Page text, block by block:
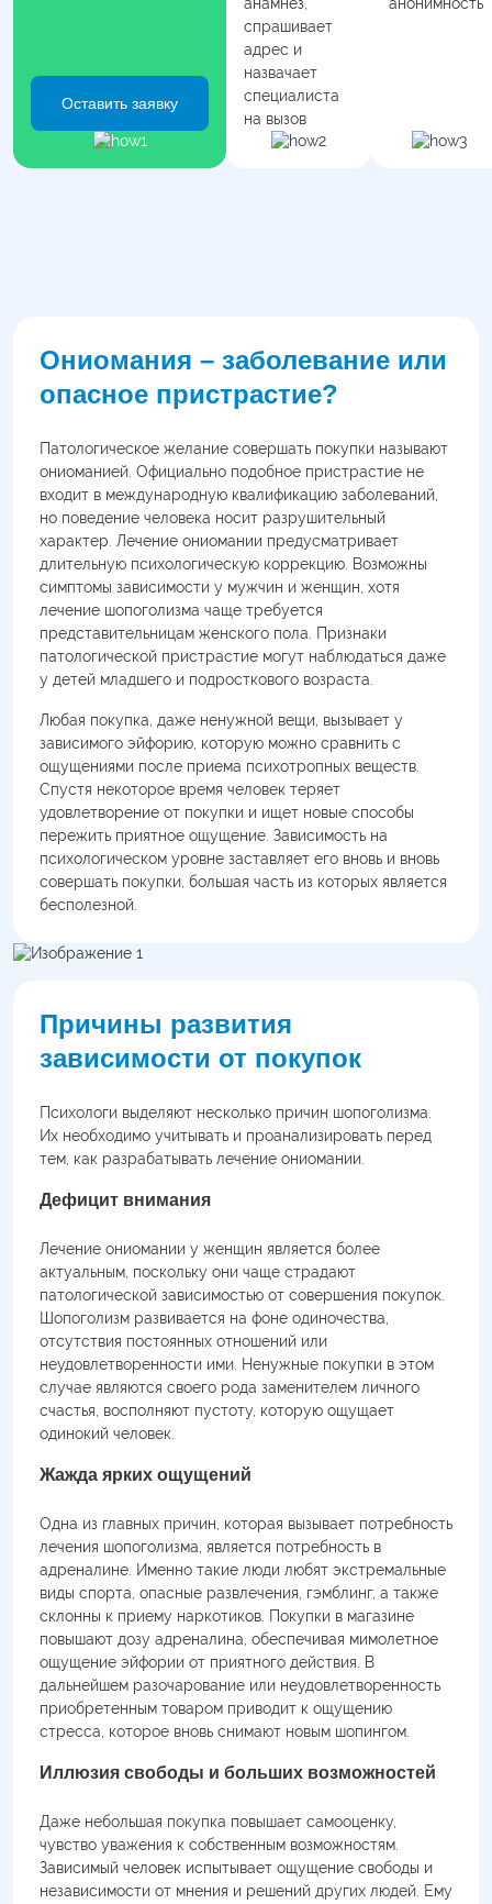
Оставить заявку
спрашивает
адрес и
назвачает
специалиста
на вызов
Ониомания – заболевание или
опасное пристрастие?
Патологическое желание совершать покупки называют
ониоманией. Официально подобное пристрастие не
входит в международную квалификацию заболеваний,
но поведение человека носит разрушительный
характер. Лечение ониомании предусматривает
длительную психологическую коррекцию. Возможны
симптомы зависимости у мужчин и женщин, хотя
лечение шопоголизма чаще требуется
представительницам женского пола. Признаки
патологической пристрастие могут наблюдаться даже
у детей младшего и подросткового возраста.
Любая покупка, даже ненужной вещи, вызывает у
зависимого эйфорию, которую можно сравнить с
ощущениями после приема психотропных веществ.
Спустя некоторое время человек теряет
удовлетворение от покупки и ищет новые способы
пережить приятное ощущение. Зависимость на
психологическом уровне заставляет его вновь и вновь
совершать покупки, большая часть из которых является
бесполезной.
Причины развития
зависимости от покупок
Психологи выделяют несколько причин шопоголизма.
Их необходимо учитывать и проанализировать перед
тем, как разрабатывать лечение ониомании.
Дефицит внимания
Лечение ониомании у женщин является более
актуальным, поскольку они чаще страдают
патологической зависимостью от совершения покупок.
Шопоголизм развивается на фоне одиночества,
отсутствия постоянных отношений или
неудовлетворенности ими. Ненужные покупки в этом
случае являются своего рода заменителем личного
счастья, восполняют пустоту, которую ощущает
одинокий человек.
Жажда ярких ощущений
Одна из главных причин, которая вызывает потребность
лечения шопоголизма, является потребность в
адреналине. Именно такие люди любят экстремальные
виды спорта, опасные развлечения, гэмблинг, а также
склонны к приему наркотиков. Покупки в магазине
повышают дозу адреналина, обеспечивая мимолетное
ощущение эйфории от приятного действия. В
дальнейшем разочарование или неудовлетворенность
приобретенным товаром приводит к ощущению
стресса, которое вновь снимают новым шопингом.
Иллюзия свободы и больших возможностей
Даже небольшая покупка повышает самооценку,
чувство уважения к собственным возможностям.
Зависимый человек испытывает ощущение свободы и
независимости от мнения и решений других людей. Ему